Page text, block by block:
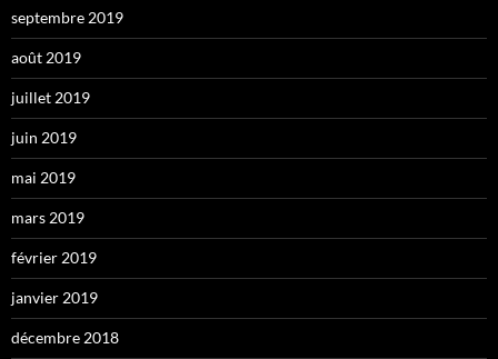
septembre 2019
août 2019
juillet 2019
juin 2019
mai 2019
mars 2019
février 2019
janvier 2019
décembre 2018